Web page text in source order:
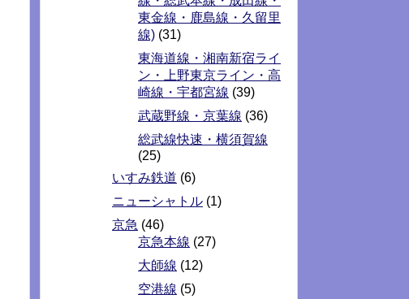
東金線・鹿島線・久留里
線) (31)
東海道線・湘南新宿ライ
ン・上野東京ライン・高
崎線・宇都宮線 (39)
武蔵野線・京葉線 (36)
総武線快速・横須賀線
(25)
いすみ鉄道 (6)
ニューシャトル (1)
京急 (46)
京急本線 (27)
大師線 (12)
空港線 (5)